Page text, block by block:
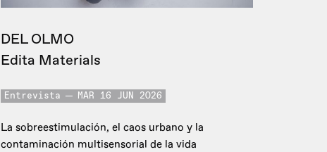
DEL OLMO
Edita Materials
Entrevista MAR 16 JUN 2026
La sobreestimulación, el caos urbano y la
contaminación multisensorial de la vida